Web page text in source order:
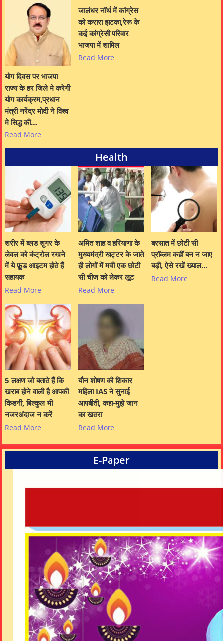
योग दिवस पर भाजपा
राज्य के हर जिले मे करेगी
योग कार्यक्रम,प्रधान
मंत्री नरेंद्र मोदी ने विश्व
मे सिद्ध की…
Read More
जालंधर नॉर्थ में कांग्रेस
को करारा झटका,रेरू के
कई कांग्रेसी परिवार
भाजपा में शामिल
Read More
Health
शरीर में ब्लड शुगर के
लेवल को कंट्रोल रखने
में ये फ़ूड आइटम होते हैं
सहायक
Read More
अमित शाह व हरियाणा के
मुख्यमंत्री खट्टर के जाते
ही लोगों में मची एक छोटी
सी चीज को लेकर लूट
Read More
बरसात में छोटी सी
प्रॉब्लम कहीं बन न जाए
बड़ी, ऐसे रखें ख्याल…
Read More
5 लक्षण जो बताते हैं कि
खराब होने वाली है आपकी
किडनी, बिल्कुल भी
नजरअंदाज न करें
Read More
यौन शोषण की शिकार
महिला IAS ने सुनाई
आपबीती, कहा-मुझे जान
का खतरा
Read More
E-Paper